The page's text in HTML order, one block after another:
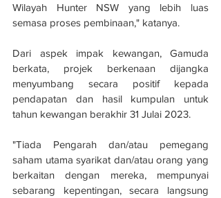
Wilayah Hunter NSW yang lebih luas
semasa proses pembinaan," katanya.
Dari aspek impak kewangan, Gamuda
berkata, projek berkenaan dijangka
menyumbang secara positif kepada
pendapatan dan hasil kumpulan untuk
tahun kewangan berakhir 31 Julai 2023.
"Tiada Pengarah dan/atau pemegang
saham utama syarikat dan/atau orang yang
berkaitan dengan mereka, mempunyai
sebarang kepentingan, secara langsung